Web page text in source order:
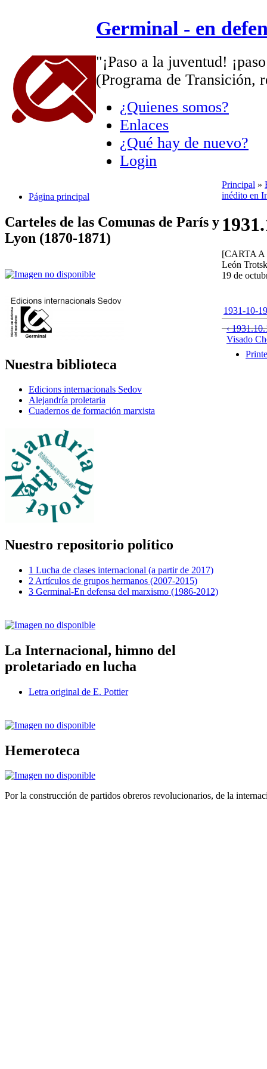
Germinal - en
"¡Paso a la juventud!
(Programa de Transición,
¿Quienes somos?
Enlaces
¿Qué hay de nuevo?
Login
Página principal
Carteles de las Comunas de París y
Lyon (1870-1871)
Nuestra biblioteca
Edicions internacionals Sedov
Alejandría proletaria
Cuadernos de formación marxista
Nuestro repositorio político
1 Lucha de clases internacional (a partir de 2017)
2 Artículos de grupos hermanos (2007-2015)
3 Germinal-En defensa del marxismo (1986-2012)
La Internacional, himno del
proletariado en lucha
Letra original de E. Pottier
Hemeroteca
Principal »
inédito en
[CARTA A
León
19 de
1931-10-
‹
Visado
Por la construcción de partidos obreros revolucionarios, de la